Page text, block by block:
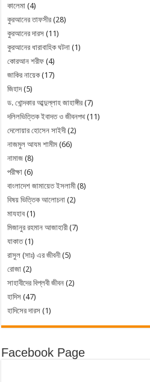
কালেমা (4)
কুরআনের তাফসীর (28)
কুরআনের দারস (11)
কুরআনের ধারাবাহিক ঘটনা (1)
কোরআন শরীফ (4)
জাকির নায়েক(17)
জিহাদ(5)
ড. খোন্দকার আব্দুল্লাহ জাহাঙ্গীর (7)
দলিলভিত্তিক ইবাদত ও জীবনপথ(11)
দেলোয়ার হোসেন সাইদী(2)
নাজমুল আযম শামীম (66)
নামাজ (8)
পরীক্ষা (6)
বাংলাদেশ জামায়েত ইসলামী(8)
বিষয় ভিত্তিক আলোচনা (2)
মাযহাব (1)
মিজানুর রহমান আজাহারী(7)
যাকাত(1)
রাসুল (সাঃ) এর জীবনী(5)
রোজা (2)
সাহাবীদের বিপ্লবী জীবন (2)
হাদিস (47)
হাদিসের দারস (1)
Facebook Page